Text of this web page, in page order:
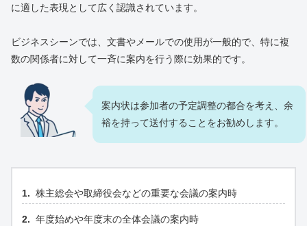
に適した表現として広く認識されています。
ビジネスシーンでは、文書やメールでの使用が一般的で、特に複
数の関係者に対して一斉に案内を行う際に効果的です。
案内状は参加者の予定調整の都合を考え、余
裕を持って送付することをお勧めします。
株主総会や取締役会などの重要な会議の案内時
年度始めや年度末の全体会議の案内時